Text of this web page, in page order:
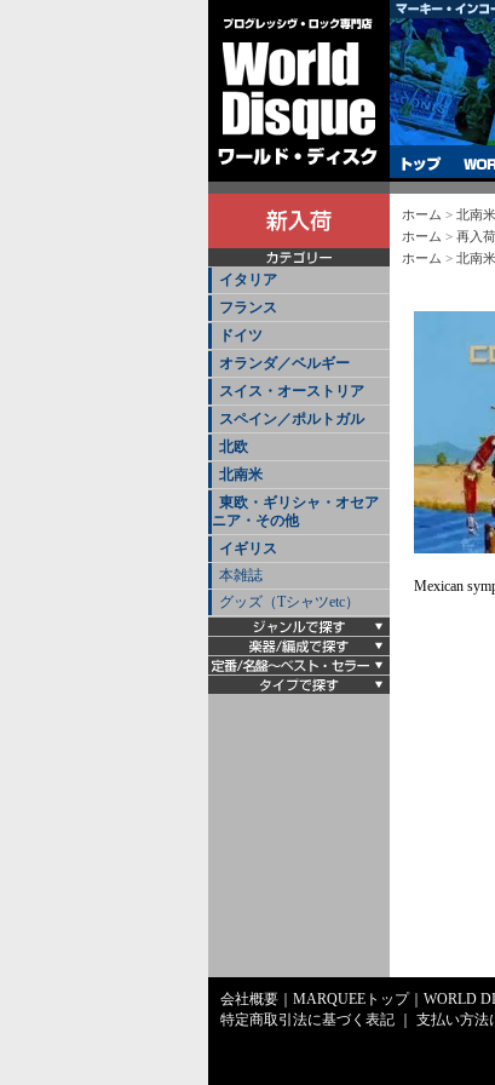
イタリア
フランス
ドイツ
オランダ／ベルギー
スイス・オーストリア
スペイン／ポルトガル
北欧
北南米
東欧・ギリシャ・オセア
ニア・その他
イギリス
本雑誌
グッズ（Tシャツetc）
ホーム > 北南米
ホーム > 再入荷
ホーム > 北南
Mexican
会社概要
MARQUEEトップ｜ WORLD
特定商取引法に基づく表記
支払い方法